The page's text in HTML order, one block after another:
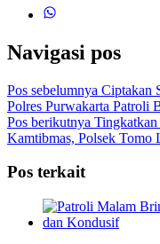
Navigasi pos
Pos sebelumnya Ciptakan
Polres Purwakarta Patroli
Pos berikutnya Tingkatkan
Kamtibmas, Polsek Tomo
Pos terkait